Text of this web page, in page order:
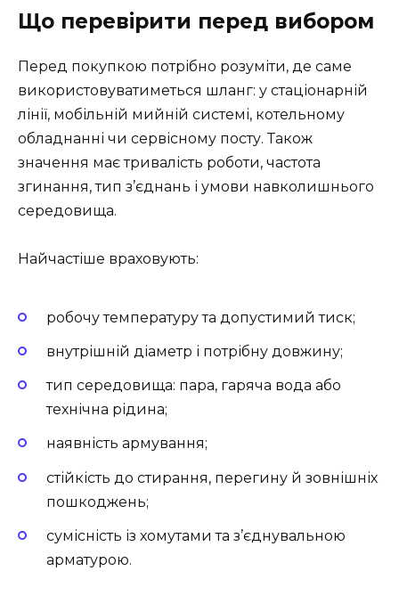
Що перевірити перед вибором
Перед покупкою потрібно розуміти, де саме
використовуватиметься шланг: у стаціонарній
лінії, мобільній мийній системі, котельному
обладнанні чи сервісному посту. Також
значення має тривалість роботи, частота
згинання, тип з’єднань і умови навколишнього
середовища.
Найчастіше враховують:
робочу температуру та допустимий тиск;
внутрішній діаметр і потрібну довжину;
тип середовища: пара, гаряча вода або
технічна рідина;
наявність армування;
стійкість до стирання, перегину й зовнішніх
пошкоджень;
сумісність із хомутами та з’єднувальною
арматурою.